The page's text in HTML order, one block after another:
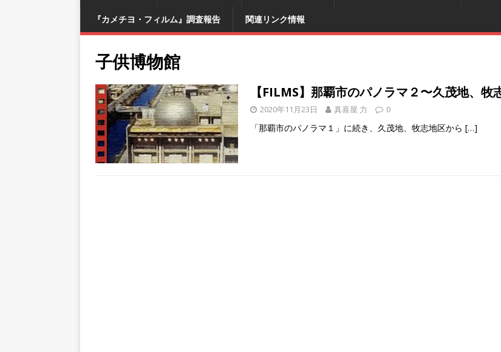
『カメチヨ・フィルム』調査報告 関連リンク情報
子供博物館
【FILMS】那覇市のパノラマ２〜久茂地、牧
2020年11月23日 真喜屋 力 0
「那覇市のパノラマ１」に続き、久茂地、牧志地区から […]